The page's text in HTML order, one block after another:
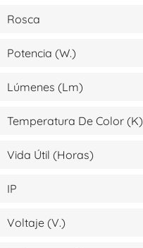
Rosca
Potencia (W.)
Lúmenes (lm)
Temperatura De Color (K)
Vida Útil (Horas)
IP
Voltaje (V.)